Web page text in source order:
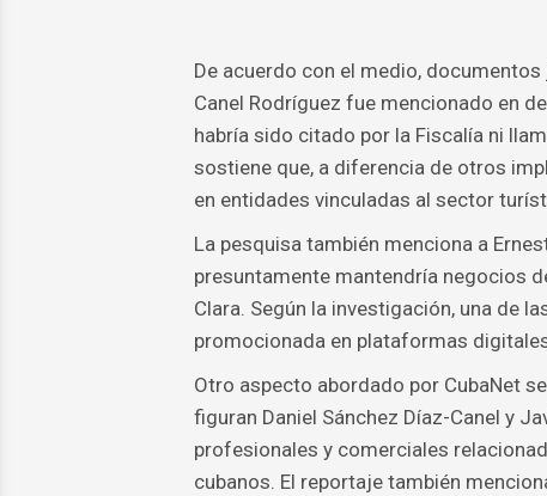
De acuerdo con el medio,
Canel Rodríguez fue mencionado en
habría sido citado por la Fiscalía ni
sostiene que, a diferencia de otros
en entidades vinculadas al sector
La pesquisa también menciona a
presuntamente mantendría negocios
Clara. Según la investigación, una de
promocionada en plataformas
Otro aspecto abordado por CubaNet
figuran Daniel Sánchez Díaz-Canel y
profesionales y comerciales
cubanos. El reportaje también